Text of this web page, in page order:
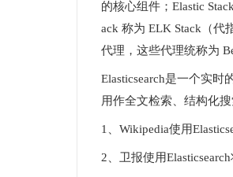
的核心组件；Elastic
ack 称为 ELK Stack（代
代理，这些代理统称为
Elasticsearch是一个实
用作全文检索、结构化
1、Wikipedia使用
2、卫报使用